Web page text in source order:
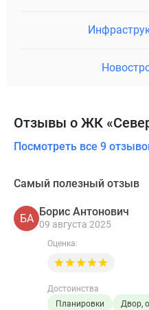
Отзывы о ЖК
Посмотреть все 9
Самый полезный отзыв
БА
Борис Антонович
09 августа 2025
Оценка:
Достоинства
Планировки
Двор,